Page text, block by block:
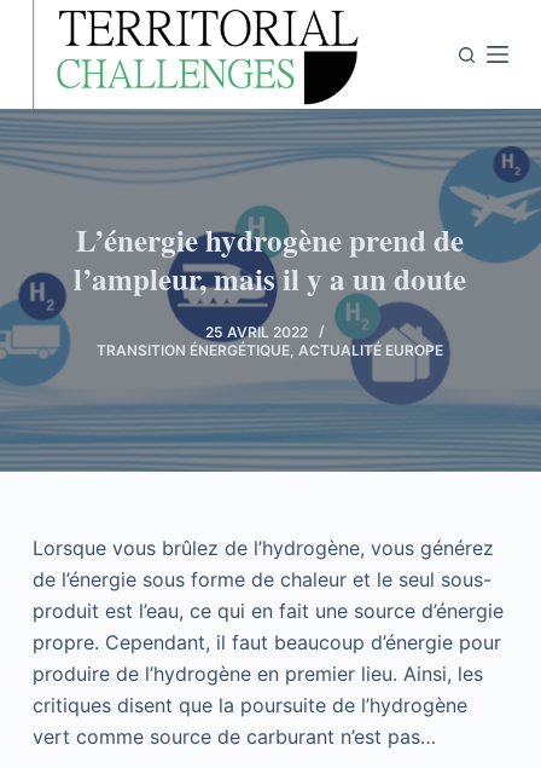
s
e
c
o
n
e
n
u
L’énergie hydrogène prend de
l’ampleur, mais il y a un doute
25 AVRIL 2022
TRANSITION ÉNERGÉTIQUE,ACTUALITÉ EUROPE
Lorsque vous brûlez de l’hydrogène, vous générez
de l’énergie sous forme de chaleur et le seul sous-
produit est l’eau, ce qui en fait une source d’énergie
propre. Cependant, il faut beaucoup d’énergie pour
produire de l’hydrogène en premier lieu. Ainsi, les
critiques disent que la poursuite de l’hydrogène
vert comme source de carburant n’est pas…